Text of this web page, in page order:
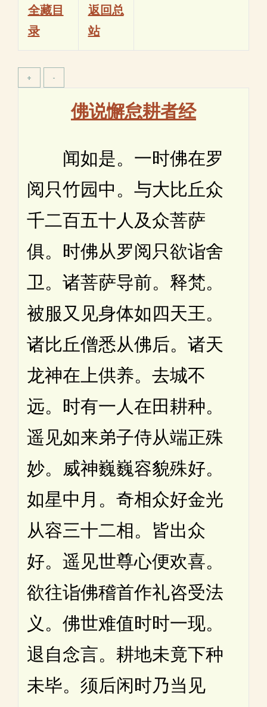
全藏目
录
返回总
站
佛说懈怠耕者经
闻如是。一时佛在罗
阅只竹园中。与大比丘众
千二百五十人及众菩萨
俱。时佛从罗阅只欲诣舍
卫。诸菩萨导前。释梵。
被服又见身体如四天王。
诸比丘僧悉从佛后。诸天
龙神在上供养。去城不
远。时有一人在田耕种。
遥见如来弟子侍从端正殊
妙。威神巍巍容貌殊好。
如星中月。奇相众好金光
从容三十二相。皆出众
好。遥见世尊心便欢喜。
欲往诣佛稽首作礼咨受法
义。佛世难值时时一现。
退自念言。耕地未竟下种
未毕。须后闲时乃当见